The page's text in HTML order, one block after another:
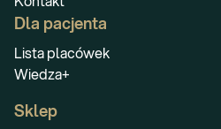
Dla pacjenta
Lista placówek
Wiedza+
Sklep